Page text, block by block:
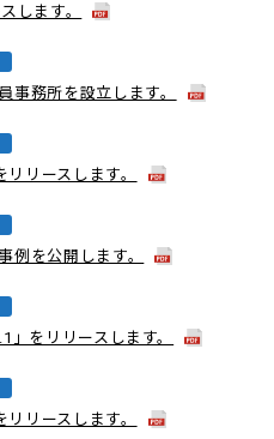
します。
事務所を設立します。
リースします。
例を公開します。
」をリリースします。
リースします。